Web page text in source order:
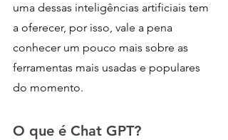
uma dessas inteligências artificiais tem
a oferecer, por isso, vale a pena
conhecer um pouco mais sobre as
ferramentas mais usadas e populares
do momento.
O que é Chat GPT?